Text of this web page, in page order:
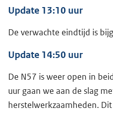
Update 13:10 uur
De verwachte eindtijd is
Update 14:50 uur
De N57 is weer open in
uur gaan we aan de slag
herstelwerkzaamheden.